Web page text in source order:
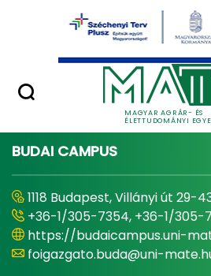
Ugrás a fő tartalomhoz
MAGYAR AGRÁR- ÉS
ÉLETTUDOMÁNYI
Minőségügy
Home -
BUDAI CAMPUS
1118 Budapest, Villányi út 29-
+36-1/305-7354, +36-1/305-
https://budaicampus.uni-
foigazgato.buda@uni-